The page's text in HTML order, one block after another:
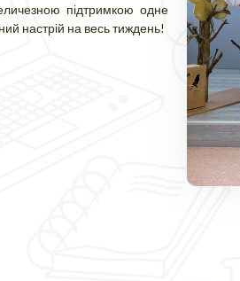
підтримкою одне
настрій на весь тиждень!